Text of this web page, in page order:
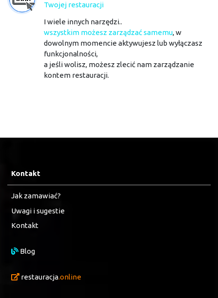
Twojej restauracji
I wiele innych narzędzi..
wszystkim możesz zarządzać samemu, w
dowolnym momencie aktywujesz lub wyłączasz
funkcjonalności,
a jeśli wolisz, możesz zlecić nam zarządzanie
kontem restauracji.
Kontakt
Jak zamawiać?
Uwagi i sugestie
Kontakt
Blog
restauracja.online